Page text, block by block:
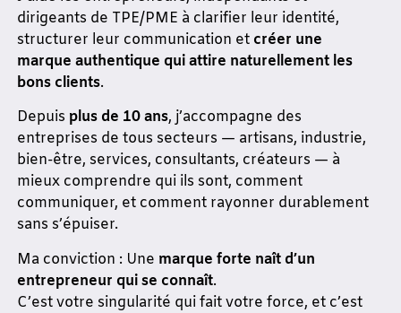
dirigeants de TPE/PME à clarifier leur identité,
structurer leur communication et créer une
marque authentique qui attire naturellement les
bons clients.
Depuis plus de 10 ans, j’accompagne des
entreprises de tous secteurs — artisans, industrie,
bien-être, services, consultants, créateurs — à
mieux comprendre qui ils sont, comment
communiquer, et comment rayonner durablement
sans s’épuiser.
Ma conviction : Une marque forte naît d’un
entrepreneur qui se connaît.
C’est votre singularité qui fait votre force, et c’est